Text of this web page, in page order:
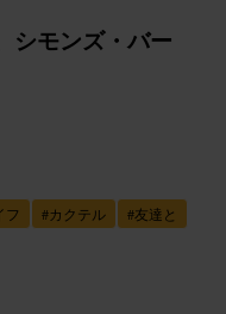
シモンズ・バー
フ #カクテル #友達と